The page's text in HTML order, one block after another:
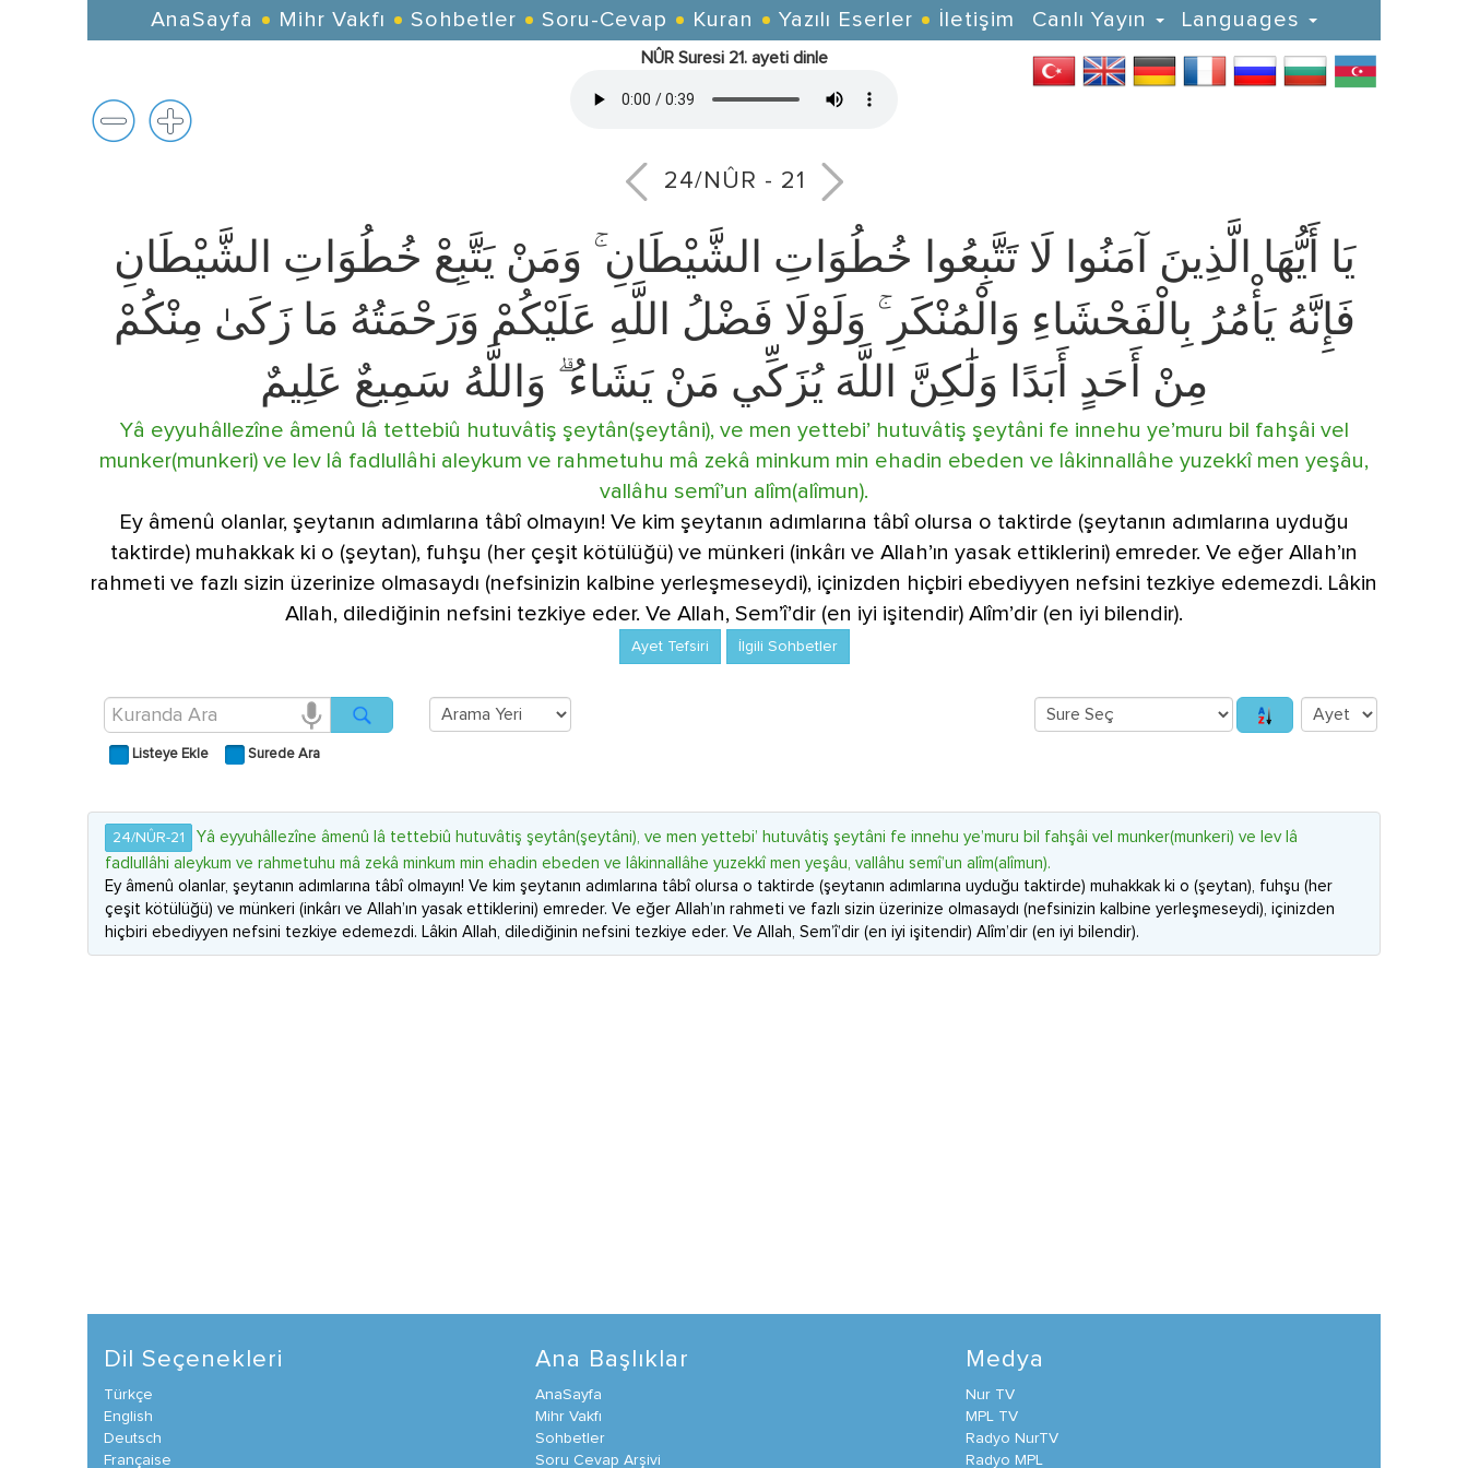
AnaSayfa Mihr Vakfı Sohbetler Soru-Cevap Kuran Yazılı Eserler İletişim Canlı Yayın Languages
NÛR Suresi 21. ayeti dinle
24/NÛR - 21
يَا أَيُّهَا الَّذِينَ آمَنُوا لَا تَتَّبِعُوا خُطُوَاتِ الشَّيْطَانِ ۚ وَمَنْ يَتَّبِعْ خُطُوَاتِ الشَّيْطَانِ
فَإِنَّهُ يَأْمُرُ بِالْفَحْشَاءِ وَالْمُنْكَرِ ۚ وَلَوْلَا فَضْلُ اللَّهِ عَلَيْكُمْ وَرَحْمَتُهُ مَا زَكَىٰ مِنْكُمْ
مِنْ أَحَدٍ أَبَدًا وَلَٰكِنَّ اللَّهَ يُزَكِّي مَنْ يَشَاءُ ۗ وَاللَّهُ سَمِيعٌ عَلِيمٌ
Yâ eyyuhâllezîne âmenû lâ tettebiû hutuvâtiş şeytân(şeytâni), ve men yettebi’ hutuvâtiş şeytâni fe innehu ye’muru bil fahşâi vel
munker(munkeri) ve lev lâ fadlullâhi aleykum ve rahmetuhu mâ zekâ minkum min ehadin ebeden ve lâkinnallâhe yuzekkî men yeşâu,
vallâhu semî’un alîm(alîmun).
Ey âmenû olanlar, şeytanın adımlarına tâbî olmayın! Ve kim şeytanın adımlarına tâbî olursa o taktirde (şeytanın adımlarına uyduğu
taktirde) muhakkak ki o (şeytan), fuhşu (her çeşit kötülüğü) ve münkeri (inkârı ve Allah’ın yasak ettiklerini) emreder. Ve eğer Allah’ın
rahmeti ve fazlı sizin üzerinize olmasaydı (nefsinizin kalbine yerleşmeseydi), içinizden hiçbiri ebediyyen nefsini tezkiye edemezdi. Lâkin
Allah, dilediğinin nefsini tezkiye eder. Ve Allah, Sem’î’dir (en iyi işitendir) Alîm’dir (en iyi bilendir).
Ayet Tefsiri İlgili Sohbetler
Listeye Ekle Surede Ara
24/NÛR-21
Yâ eyyuhâllezîne âmenû lâ tettebiû hutuvâtiş şeytân(şeytâni), ve men yettebi’ hutuvâtiş şeytâni fe innehu ye’muru bil fahşâi vel munker(munkeri) ve lev lâ
fadlullâhi aleykum ve rahmetuhu mâ zekâ minkum min ehadin ebeden ve lâkinnallâhe yuzekkî men yeşâu, vallâhu semî’un alîm(alîmun).
Ey âmenû olanlar, şeytanın adımlarına tâbî olmayın! Ve kim şeytanın adımlarına tâbî olursa o taktirde (şeytanın adımlarına uyduğu taktirde) muhakkak ki o (şeytan), fuhşu (her
çeşit kötülüğü) ve münkeri (inkârı ve Allah’ın yasak ettiklerini) emreder. Ve eğer Allah’ın rahmeti ve fazlı sizin üzerinize olmasaydı (nefsinizin kalbine yerleşmeseydi), içinizden
hiçbiri ebediyyen nefsini tezkiye edemezdi. Lâkin Allah, dilediğinin nefsini tezkiye eder. Ve Allah, Sem’î’dir (en iyi işitendir) Alîm’dir (en iyi bilendir).
Dil Seçenekleri
Türkçe
English
Deutsch
Française
Ana Başlıklar
AnaSayfa
Mihr Vakfı
Sohbetler
Soru Cevap Arşivi
Medya
Nur TV
MPL TV
Radyo NurTV
Radyo MPL